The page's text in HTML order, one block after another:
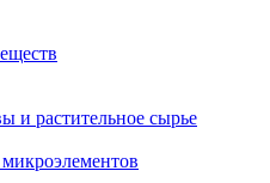
и растительное сырье